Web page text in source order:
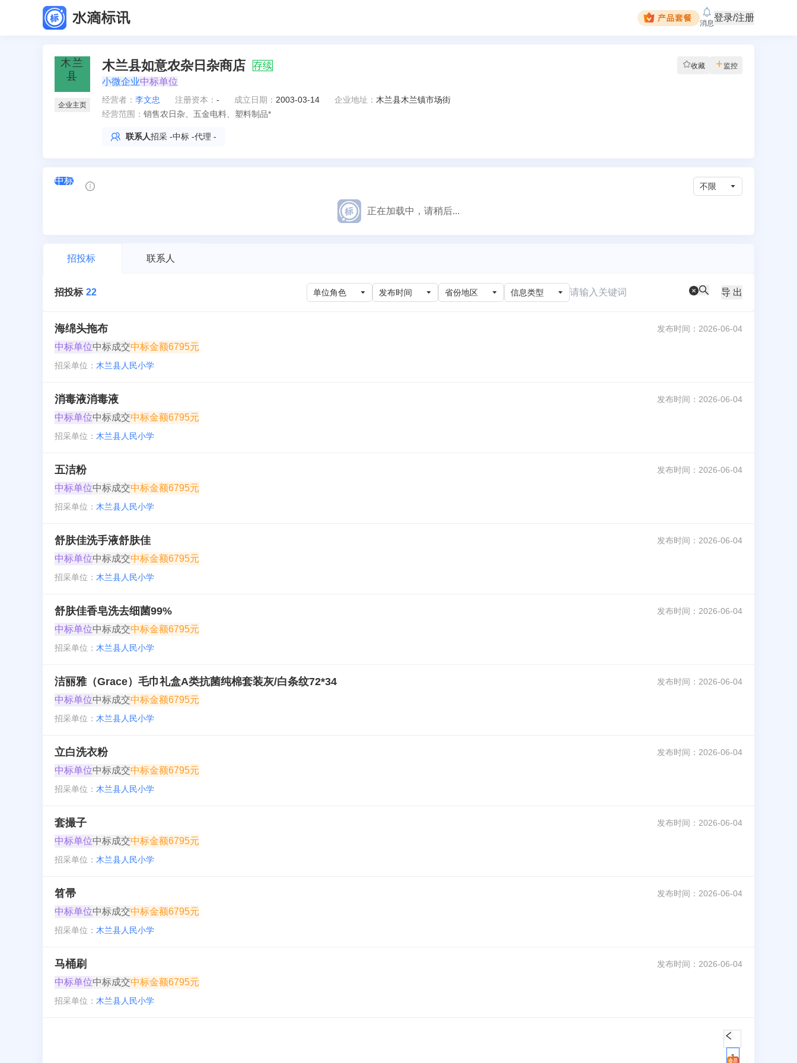
消息
登录/注册
企业主页
木兰县如意农杂日杂商店 存续 收藏 监控
小微企业中标单位
经营者 ： 李文忠 注册资本： - 成立日期： 2003-03-14 企业地址： 木兰县木兰镇市场街
经营范围： 销售农日杂、五金电料、塑料制品*
联系人招采 -中标 -代理 -
中标
不限
正在加载中，请稍后...
招投标 联系人
招投标 22 单位角色 发布时间 省份地区 信息类型 导 出
海绵头拖布 发布时间： 2026-06-04
中标单位中标成交中标金额6795元
招采单位： 木兰县人民小学
消毒液消毒液 发布时间： 2026-06-04
中标单位中标成交中标金额6795元
招采单位： 木兰县人民小学
五洁粉 发布时间： 2026-06-04
中标单位中标成交中标金额6795元
招采单位： 木兰县人民小学
舒肤佳洗手液舒肤佳 发布时间： 2026-06-04
中标单位中标成交中标金额6795元
招采单位： 木兰县人民小学
舒肤佳香皂洗去细菌99% 发布时间： 2026-06-04
中标单位中标成交中标金额6795元
招采单位： 木兰县人民小学
洁丽雅（Grace）毛巾礼盒A类抗菌纯棉套装灰/白条纹72*34 发布时间： 2026-06-04
中标单位中标成交中标金额6795元
招采单位： 木兰县人民小学
立白洗衣粉 发布时间： 2026-06-04
中标单位中标成交中标金额6795元
招采单位： 木兰县人民小学
套撮子 发布时间： 2026-06-04
中标单位中标成交中标金额6795元
招采单位： 木兰县人民小学
笤帚 发布时间： 2026-06-04
中标单位中标成交中标金额6795元
招采单位： 木兰县人民小学
马桶刷 发布时间： 2026-06-04
中标单位中标成交中标金额6795元
招采单位： 木兰县人民小学
1